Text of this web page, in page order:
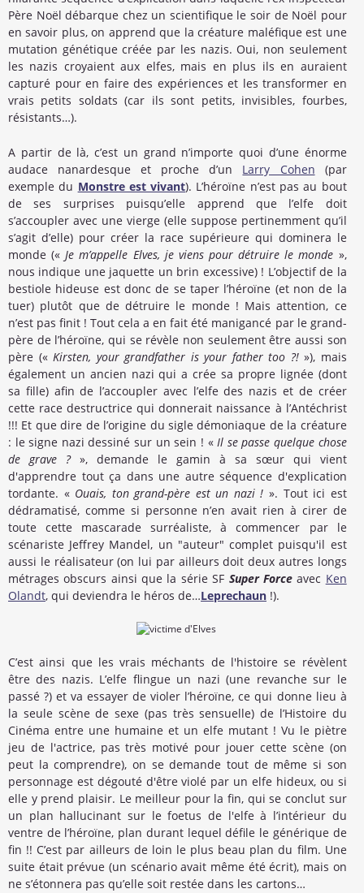
Père Noël débarque chez un scientifique le soir de Noël pour
en savoir plus, on apprend que la créature maléfique est une
mutation génétique créée par les nazis. Oui, non seulement
les nazis croyaient aux elfes, mais en plus ils en auraient
capturé pour en faire des expériences et les transformer en
vrais petits soldats (car ils sont petits, invisibles, fourbes,
résistants…).
A partir de là, c’est un grand n’importe quoi d’une énorme
audace nanardesque et proche d’un Larry Cohen (par
exemple du Monstre est vivant). L’héroïne n’est pas au bout
de ses surprises puisqu’elle apprend que l’elfe doit
s’accoupler avec une vierge (elle suppose pertinemment qu’il
s’agit d’elle) pour créer la race supérieure qui dominera le
monde («Je m’appelle Elves, je viens pour détruire le monde »,
nous indique une jaquette un brin excessive) ! L’objectif de la
bestiole hideuse est donc de se taper l’héroïne (et non de la
tuer) plutôt que de détruire le monde ! Mais attention, ce
n’est pas finit ! Tout cela a en fait été manigancé par le grand-
père de l’héroïne, qui se révèle non seulement être aussi son
père («Kirsten, your grandfather is your father too ?!»), mais
également un ancien nazi qui a crée sa propre lignée (dont
sa fille) afin de l’accoupler avec l’elfe des nazis et de créer
cette race destructrice qui donnerait naissance à l’Antéchrist
!!! Et que dire de l’origine du sigle démoniaque de la créature
: le signe nazi dessiné sur un sein ! «Il se passe quelque chose
de grave ?», demande le gamin à sa sœur qui vient
d'apprendre tout ça dans une autre séquence d'explication
tordante. « Ouais, ton grand-père est un nazi ! ». Tout ici est
dédramatisé, comme si personne n’en avait rien à cirer de
toute cette mascarade surréaliste, à commencer par le
scénariste Jeffrey Mandel, un "auteur" complet puisqu'il est
aussi le réalisateur (on lui par ailleurs doit deux autres longs
métrages obscurs ainsi que la série SF Super Forceavec Ken
Olandt, qui deviendra le héros de…Leprechaun !).
C’est ainsi que les vrais méchants de l'histoire se révèlent
être des nazis. L’elfe flingue un nazi (une revanche sur le
passé ?) et va essayer de violer l’héroïne, ce qui donne lieu à
la seule scène de sexe (pas très sensuelle) de l’Histoire du
Cinéma entre une humaine et un elfe mutant ! Vu le piètre
jeu de l'actrice, pas très motivé pour jouer cette scène (on
peut la comprendre), on se demande tout de même si son
personnage est dégouté d'être violé par un elfe hideux, ou si
elle y prend plaisir. Le meilleur pour la fin, qui se conclut sur
un plan hallucinant sur le foetus de l'elfe à l’intérieur du
ventre de l’héroïne, plan durant lequel défile le générique de
fin !! C’est par ailleurs de loin le plus beau plan du film. Une
suite était prévue (un scénario avait même été écrit), mais on
ne s’étonnera pas qu’elle soit restée dans les cartons…